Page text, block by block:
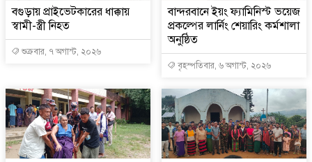
বগুড়ায় প্রাইভেটকারের ধাক্কায়
স্বামী-স্ত্রী নিহত
শুক্রবার, ৭ অগাস্ট, ২০২৬
বান্দরবানে ইয়ং ফ্যামিনিস্ট ভয়েজ
প্রকল্পের লার্নিং শেয়ারিং কর্মশালা
অনুষ্ঠিত
বৃহস্পতিবার, ৬ অগাস্ট, ২০২৬